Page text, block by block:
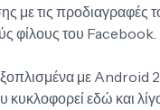
με τις προδιαγραφές
φίλους του Facebook.
με
εδώ και